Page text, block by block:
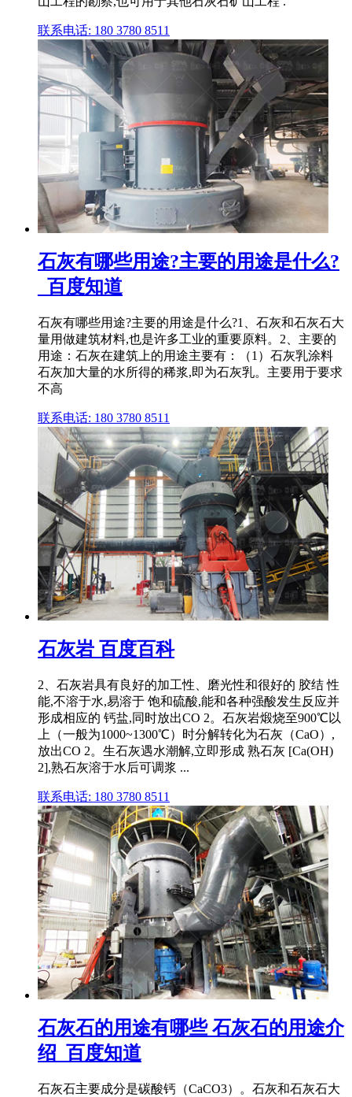
联系电话: 180 3780 8511
石灰有哪些用途?主要的用途是什么?
_百度知道
石灰有哪些用途?主要的用途是什么?1、石灰和石灰石大
量用做建筑材料,也是许多工业的重要原料。2、主要的
用途：石灰在建筑上的用途主要有：（1）石灰乳涂料
石灰加大量的水所得的稀浆,即为石灰乳。主要用于要求
不高
联系电话: 180 3780 8511
石灰岩 百度百科
2、石灰岩具有良好的加工性、磨光性和很好的 胶结 性
能,不溶于水,易溶于 饱和硫酸,能和各种强酸发生反应并
形成相应的 钙盐,同时放出CO 2。石灰岩煅烧至900℃以
上（一般为1000~1300℃）时分解转化为石灰（CaO）,
放出CO 2。生石灰遇水潮解,立即形成 熟石灰 [Ca(OH)
2],熟石灰溶于水后可调浆 ...
联系电话: 180 3780 8511
石灰石的用途有哪些 石灰石的用途介
绍_百度知道
石灰石主要成分是碳酸钙（CaCO3）。石灰和石灰石大